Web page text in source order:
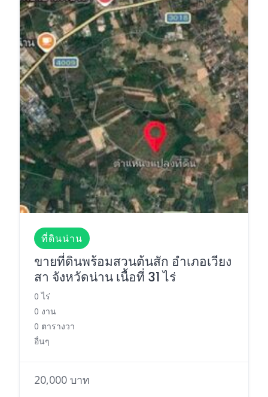
ที่ดินน่าน
ขายที่ดินพร้อมสวนต้นสัก อำเภอเวียง
สา จังหวัดน่าน เนื้อที่ 31 ไร่
0 ไร่
0 งาน
0 ตารางวา
อื่นๆ
20,000 บาท